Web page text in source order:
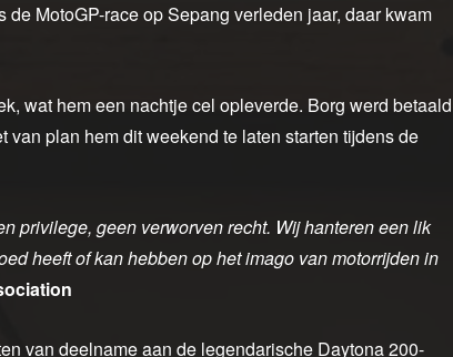
MotoGP-race op Sepang verleden jaar, daar kwam
wat hem een nachtje cel opleverde. Borg werd betaald
plan hem dit weekend te laten starten tijdens de
privilege, geen verworven recht. Wij hanteren een lik
heeft of kan hebben op het imago van motorrijden in
van deelname aan de legendarische Daytona 200-